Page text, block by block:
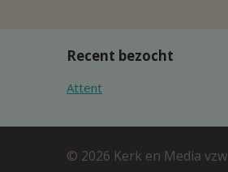
Recent bezocht
Attent
© 2026 Kerk en Media vzw